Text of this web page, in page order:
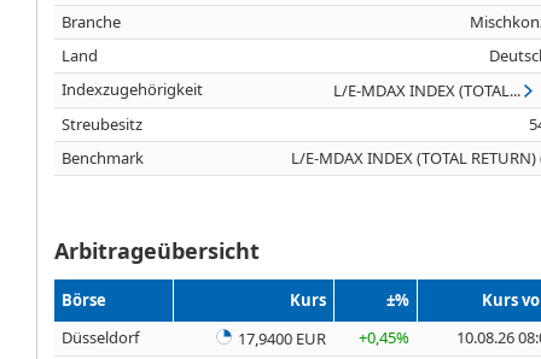
Branche
Land
Indexzugehörigkeit
L/E-MDAX INDEX (TOTAL...
Streubesitz
Benchmark
L/E-MDAX INDEX (TOTAL RETURN)
Arbitrageübersicht
Börse Kurs ±%
Kurs
Düsseldorf
17,9400 EUR +0,45%
10.08.26